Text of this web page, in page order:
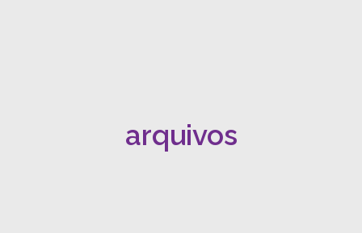
arquivos